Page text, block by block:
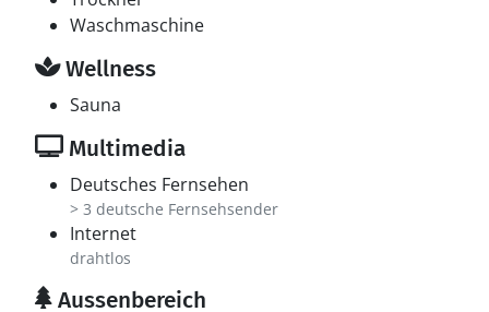
Waschmaschine
Wellness
Sauna
Multimedia
Deutsches Fernsehen
> 3 deutsche Fernsehsender
Internet
drahtlos
Aussenbereich